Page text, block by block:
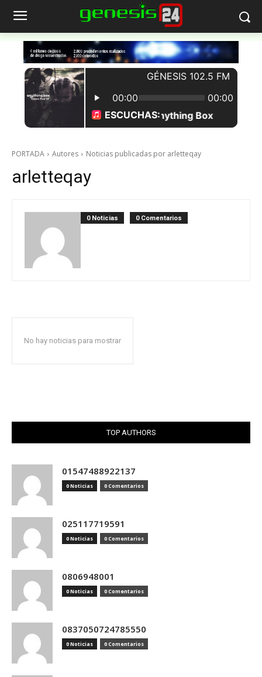
PORTADA Autores Noticias publicadas por arletteqay
arletteqay
0 Noticias 0 Comentarios
No hay noticias para mostrar
TOP AUTHORS
01547488922137
0 Noticias 0 Comentarios
025117719591
0 Noticias 0 Comentarios
0806948001
0 Noticias 0 Comentarios
0837050724785550
0 Noticias 0 Comentarios